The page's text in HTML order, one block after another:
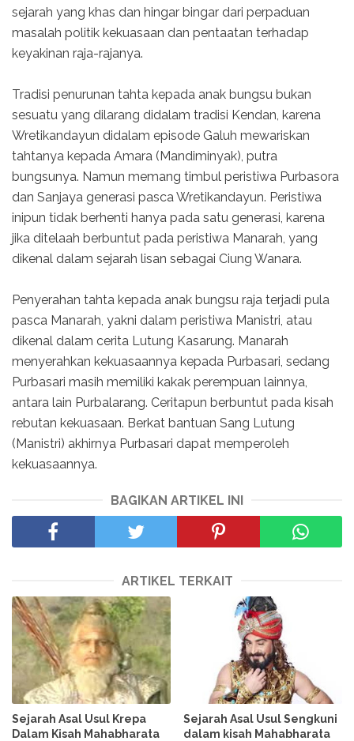
sejarah yang khas dan hingar bingar dari perpaduan
masalah politik kekuasaan dan pentaatan terhadap
keyakinan raja-rajanya.
Tradisi penurunan tahta kepada anak bungsu bukan
sesuatu yang dilarang didalam tradisi Kendan, karena
Wretikandayun didalam episode Galuh mewariskan
tahtanya kepada Amara (Mandiminyak), putra
bungsunya. Namun memang timbul peristiwa Purbasora
dan Sanjaya generasi pasca Wretikandayun. Peristiwa
inipun tidak berhenti hanya pada satu generasi, karena
jika ditelaah berbuntut pada peristiwa Manarah, yang
dikenal dalam sejarah lisan sebagai Ciung Wanara.
Penyerahan tahta kepada anak bungsu raja terjadi pula
pasca Manarah, yakni dalam peristiwa Manistri, atau
dikenal dalam cerita Lutung Kasarung. Manarah
menyerahkan kekuasaannya kepada Purbasari, sedang
Purbasari masih memiliki kakak perempuan lainnya,
antara lain Purbalarang. Ceritapun berbuntut pada kisah
rebutan kekuasaan. Berkat bantuan Sang Lutung
(Manistri) akhirnya Purbasari dapat memperoleh
kekuasaannya.
BAGIKAN ARTIKEL INI
ARTIKEL TERKAIT
Sejarah Asal Usul Krepa
Dalam Kisah Mahabharata
Sejarah Asal Usul Sengkuni
dalam kisah Mahabharata